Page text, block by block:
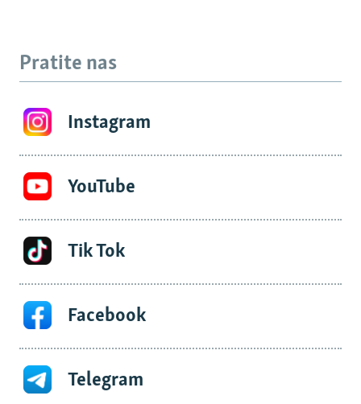
Pratite nas
Instagram
YouTube
Tik Tok
Facebook
Telegram